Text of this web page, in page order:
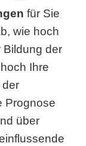
für Sie
wie hoch
Bildung der
Ihre
der
Prognose
über